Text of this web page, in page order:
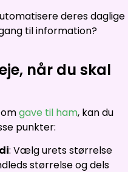
deres daglige
til information?
når du skal
gave til ham, kan du
punkter:
: Vælg urets størrelse
størrelse og dels